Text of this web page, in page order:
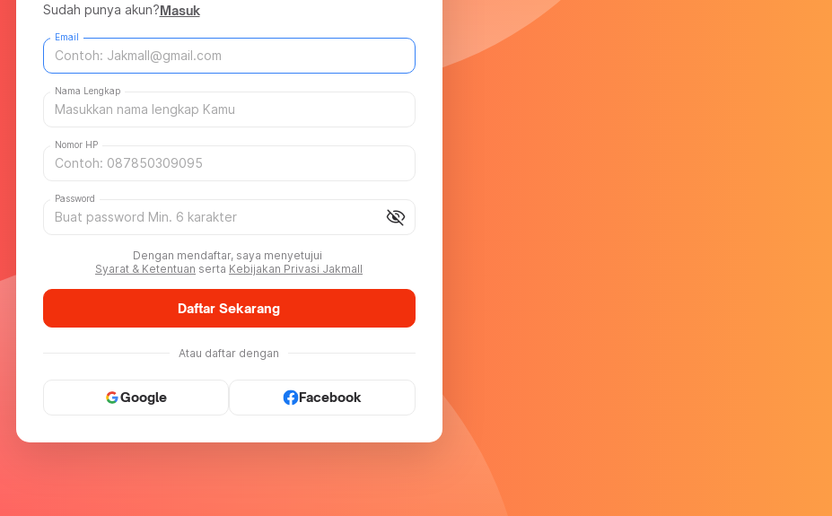
Sudah punya akun?Masuk
Email
Nama Lengkap
Nomor HP
visibility_off
Password
Dengan mendaftar, saya menyetujui
Syarat & Ketentuan serta Kebijakan Privasi Jakmall
Daftar Sekarang
Atau daftar dengan
Google Facebook